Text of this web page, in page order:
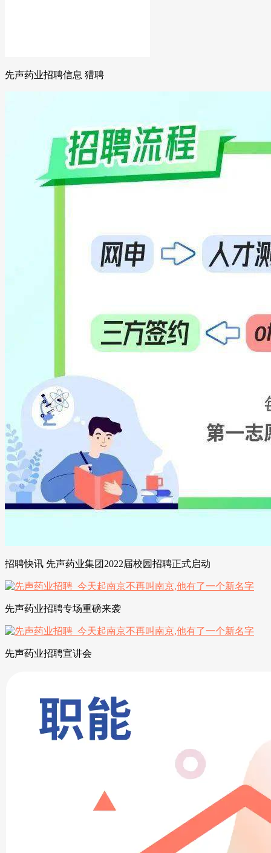
先声药业招聘信息 猎聘
招聘快讯 先声药业集团2022届校园招聘正式启动
先声药业招聘专场重磅来袭
先声药业招聘宣讲会